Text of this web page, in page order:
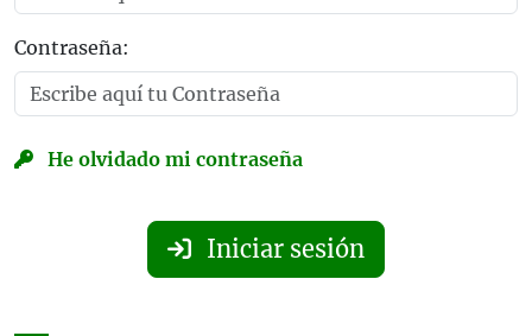
Contraseña:
He olvidado mi contraseña
Iniciar sesión